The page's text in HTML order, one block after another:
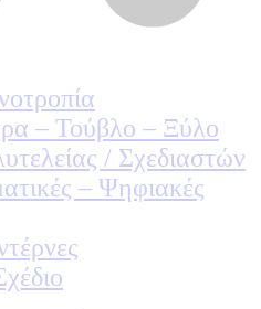
– Τούβλο – Ξύλο
/ Σχεδιαστών
– Ψηφιακές